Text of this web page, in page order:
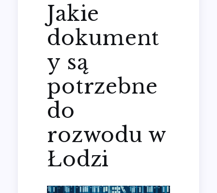
Jakie
dokument
y są
potrzebne
do
rozwodu w
Łodzi